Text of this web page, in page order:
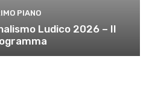
PIANO
Ludico 2026 – Il